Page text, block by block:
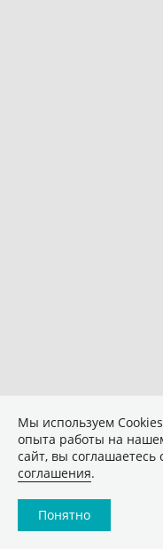
Мы используем
опыта работы на
сайт, вы соглашаетесь
соглашения.
Понятно